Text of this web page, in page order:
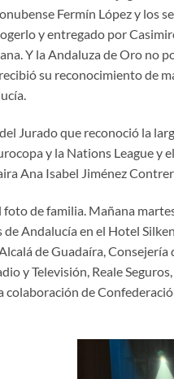
Fermín López y los
y entregado por
Y la Andaluza de Oro no
su reconocimiento de
que reconoció la
y la Nations League y
Ana Isabel Jiménez
de familia. Mañana martes
Andalucía en el Hotel
de Guadaíra,
y Televisión, Reale
colaboración de